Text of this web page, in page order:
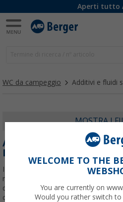
Aperti tutto
WC da campeggio Additivi e fluidi
MOSTRA I
ADDITIVI, DISGREGANTI
PER WC CAMPER
I prodotti per WC camper aiutano a
modo pratico durante ogni viaggio.
disgreganti liquidi, bustine predosate,
carta igienica per camper facilmente
WELCOME TO THE
You are currently on
Would you rather switch to